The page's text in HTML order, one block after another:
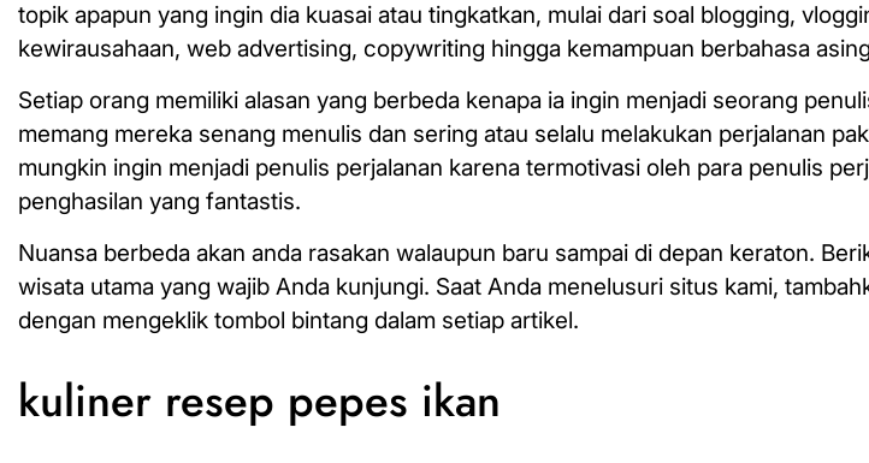
topik apapun yang ingin dia kuasai atau tingkatkan, mulai dari soal blogging,
kewirausahaan, web advertising, copywriting hingga kemampuan berbahasa
Setiap orang memiliki alasan yang berbeda kenapa ia ingin menjadi seorang
memang mereka senang menulis dan sering atau selalu melakukan perjalanan
mungkin ingin menjadi penulis perjalanan karena termotivasi oleh para penulis
penghasilan yang fantastis.
Nuansa berbeda akan anda rasakan walaupun baru sampai di depan keraton.
wisata utama yang wajib Anda kunjungi. Saat Anda menelusuri situs kami,
dengan mengeklik tombol bintang dalam setiap artikel.
kuliner resep pepes ikan